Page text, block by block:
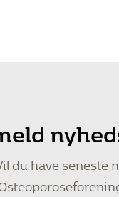
du have seneste